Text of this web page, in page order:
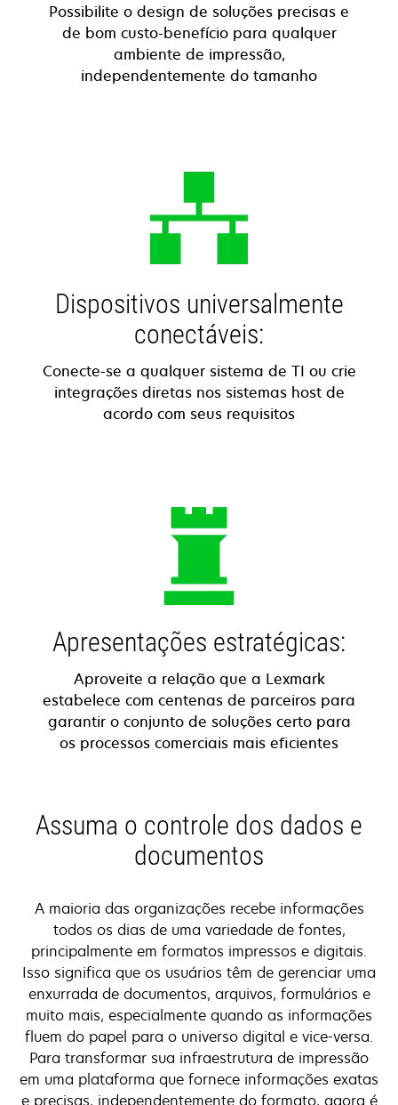
Possibilite o design de soluções precisas e
de bom custo-benefício para qualquer
ambiente de impressão,
independentemente do tamanho
Dispositivos universalmente
conectáveis:
Conecte-se a qualquer sistema de TI ou crie
integrações diretas nos sistemas host de
acordo com seus requisitos
Apresentações estratégicas:
Aproveite a relação que a Lexmark
estabelece com centenas de parceiros para
garantir o conjunto de soluções certo para
os processos comerciais mais eficientes
Assuma o controle dos dados e
documentos
A maioria das organizações recebe informações
todos os dias de uma variedade de fontes,
principalmente em formatos impressos e digitais.
Isso significa que os usuários têm de gerenciar uma
enxurrada de documentos, arquivos, formulários e
muito mais, especialmente quando as informações
fluem do papel para o universo digital e vice-versa.
Para transformar sua infraestrutura de impressão
em uma plataforma que fornece informações exatas
e precisas, independentemente do formato, agora é